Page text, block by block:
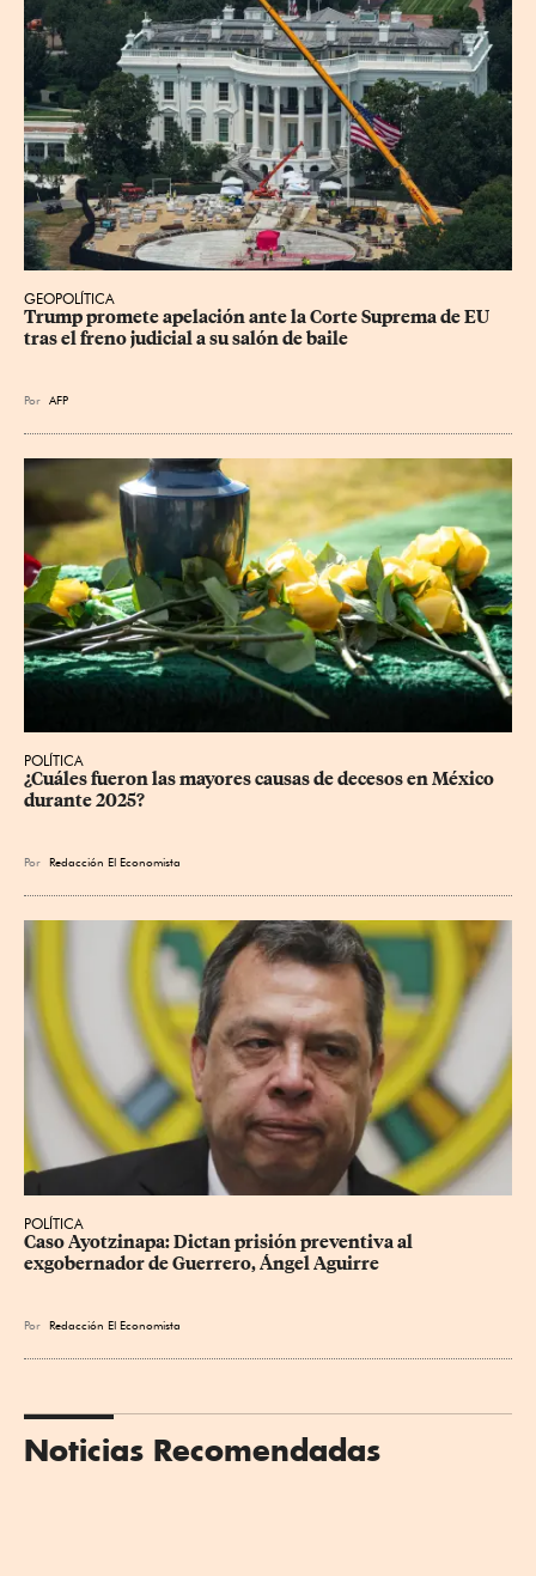
GEOPOLÍTICA
Trump promete apelación ante la Corte Suprema de EU
tras el freno judicial a su salón de baile
Por AFP
POLÍTICA
¿Cuáles fueron las mayores causas de decesos en México
durante 2025?
Por Redacción El Economista
POLÍTICA
Caso Ayotzinapa: Dictan prisión preventiva al
exgobernador de Guerrero, Ángel Aguirre
Por Redacción El Economista
Noticias Recomendadas